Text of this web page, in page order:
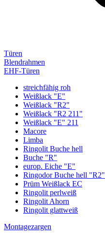
Türen
Blendrahmen
EHF-Türen
streichfähig roh
Weißlack "E"
Weißlack "R2"
Weißlack "R2 211"
Weißlack "E" 211
Macore
Limba
Ringolit Buche hell
Buche "R"
europ. Eiche "E"
Ringodor Buche hell "R2"
Prüm Weißlack EC
Ringolit perlweiß
Ringolit Ahorn
Ringolit glattweiß
Montagezargen